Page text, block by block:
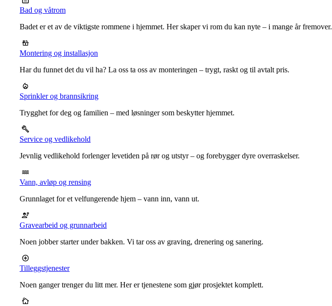
Bad og våtrom
Badet er et av de viktigste rommene i hjemmet. Her skaper vi rom du kan nyte – i mange år fremover.
Montering og installasjon
Har du funnet det du vil ha? La oss ta oss av monteringen – trygt, raskt og til avtalt pris.
Sprinkler og brannsikring
Trygghet for deg og familien – med løsninger som beskytter hjemmet.
Service og vedlikehold
Jevnlig vedlikehold forlenger levetiden på rør og utstyr – og forebygger dyre overraskelser.
Vann, avløp og rensing
Grunnlaget for et velfungerende hjem – vann inn, vann ut.
Gravearbeid og grunnarbeid
Noen jobber starter under bakken. Vi tar oss av graving, drenering og sanering.
Tilleggstjenester
Noen ganger trenger du litt mer. Her er tjenestene som gjør prosjektet komplett.